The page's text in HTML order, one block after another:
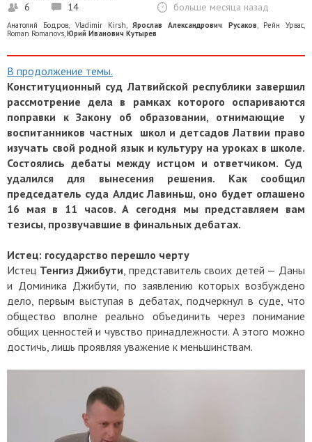
6 14 больше месяца назад
Анатолий Бодров, Vladimir Kirsh, Ярослав Александрович Русаков, Рейн Урвас,
Roman Romanovs,Юрий Иванович Кутырев
В продолжение темы.
Конституционный суд Латвийской республики завершил
рассмотрение дела в рамках которого оспариваются
поправки к Закону об образовании, отнимающие у
воспитанников частных школ и детсадов Латвии право
изучать свой родной язык и культуру на уроках в школе.
Состоялись дебаты между истцом и ответчиком. Суд
удалился для вынесения решения. Как сообщил
председатель суда Алдис Лавиньш, оно будет оглашено
16 мая в 11 часов. А сегодня мы представляем вам
тезисы, прозвучавшие в финальных дебатах.
Истец: государство перешло черту
Истец Тенгиз Джибути , представитель своих детей — Даны
и Доминика Джибути, по заявлению которых возбуждено
дело, первым выступая в дебатах, подчеркнул в суде, что
общество вполне реально объединить через понимание
общих ценностей и чувство принадлежности. А этого можно
достичь, лишь проявляя уважение к меньшинствам.